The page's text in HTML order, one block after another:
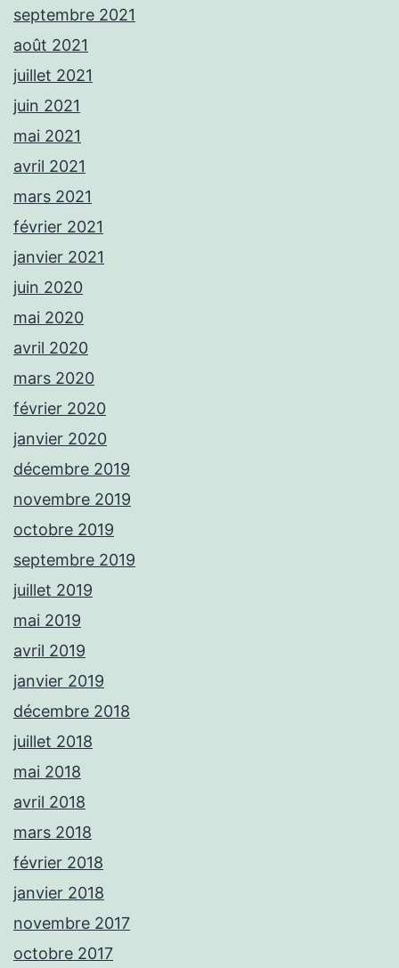
septembre 2021
août 2021
juillet 2021
juin 2021
mai 2021
avril 2021
mars 2021
février 2021
janvier 2021
juin 2020
mai 2020
avril 2020
mars 2020
février 2020
janvier 2020
décembre 2019
novembre 2019
octobre 2019
septembre 2019
juillet 2019
mai 2019
avril 2019
janvier 2019
décembre 2018
juillet 2018
mai 2018
avril 2018
mars 2018
février 2018
janvier 2018
novembre 2017
octobre 2017